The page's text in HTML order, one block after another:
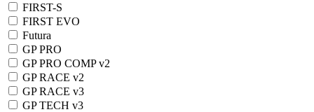
FIRST-S
FIRST EVO
Futura
GP PRO
GP PRO COMP v2
GP RACE v2
GP RACE v3
GP TECH v3